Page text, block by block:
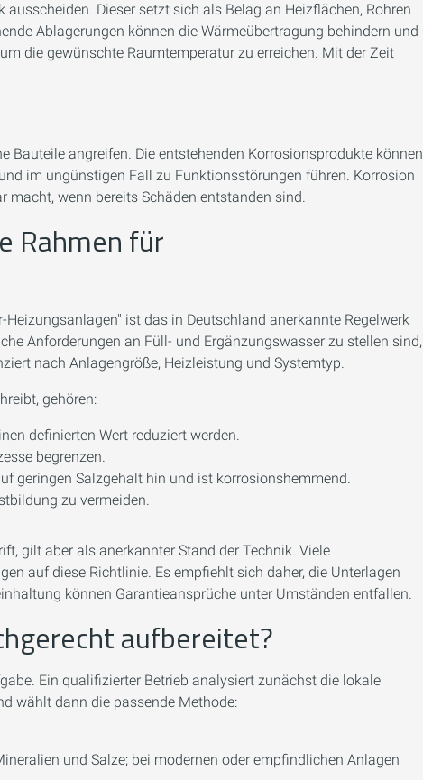
Dieser setzt sich als Belag an Heizflächen, Rohren
Ablagerungen können die Wärmeübertragung behindern und
die gewünschte Raumtemperatur zu erreichen. Mit der Zeit
Bauteile angreifen. Die entstehenden Korrosionsprodukte können
im ungünstigen Fall zu Funktionsstörungen führen. Korrosion
macht, wenn bereits Schäden entstanden sind.
Rahmen für
ist das in Deutschland anerkannte Regelwerk
Anforderungen an Füll- und Ergänzungswasser zu stellen sind,
nach Anlagengröße, Heizleistung und Systemtyp.
gehören:
definierten Wert reduziert werden.
begrenzen.
geringen Salzgehalt hin und ist korrosionshemmend.
zu vermeiden.
gilt aber als anerkannter Stand der Technik. Viele
auf diese Richtlinie. Es empfiehlt sich daher, die Unterlagen
können Garantieansprüche unter Umständen entfallen.
aufbereitet?
Ein qualifizierter Betrieb analysiert zunächst die lokale
wählt dann die passende Methode:
und Salze; bei modernen oder empfindlichen Anlagen